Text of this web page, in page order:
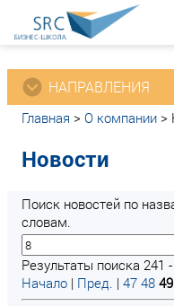
НАПРАВЛЕНИЯ
Главная > О компании >
Новости
Поиск новостей по
словам.
Результаты поиска 241
Начало | Пред. | 47 48 49